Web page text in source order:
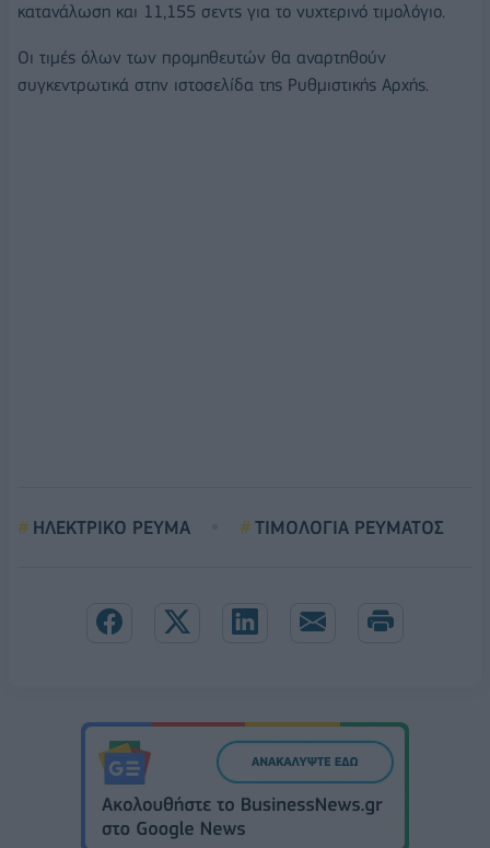
κατανάλωση και 11,155 σεντς για το νυχτερινό τιμολόγιο.
Οι τιμές όλων των προμηθευτών θα αναρτηθούν
συγκεντρωτικά στην ιστοσελίδα της Ρυθμιστικής Αρχής.
ΗΛΕΚΤΡΙΚΟ ΡΕΥΜΑ ΤΙΜΟΛΟΓΙΑ ΡΕΥΜΑΤΟΣ